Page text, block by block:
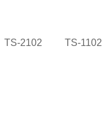
TS-2102 TS-1102